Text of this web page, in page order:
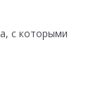
с которыми